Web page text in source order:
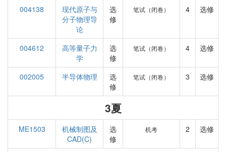
004138
现代原子与
分子物理导
论
选
修
笔试（闭卷） 4 选修
004612
高等量子力
学
选
修
笔试（闭卷） 4 选修
002005 半导体物理
选
修
笔试（闭卷） 3 选修
3夏
ME1503
机械制图及
CAD(C)
选
修
机考 2 选修